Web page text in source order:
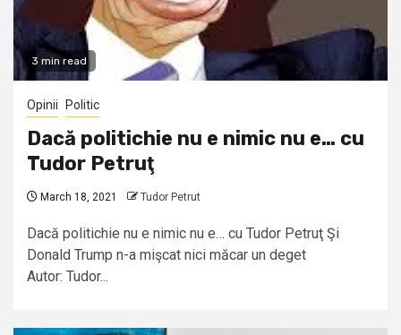
3 min read
Opinii Politic
Dacă politichie nu e nimic nu e… cu
Tudor Petruţ
March 18, 2021 Tudor Petrut
Dacă politichie nu e nimic nu e… cu Tudor Petruţ Şi
Donald Trump n-a mişcat nici măcar un deget
Autor: Tudor...